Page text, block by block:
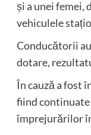
și a unei femei,
vehiculele
Conducătorii
dotare,
În cauză a fost
fiind
împrejurărilor